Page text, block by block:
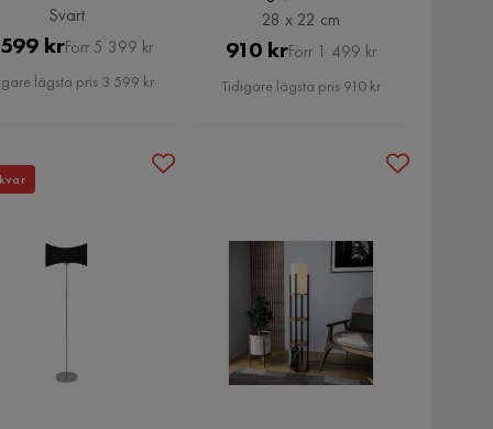
Svart
Pris
krOriginal
Pris
Förr 5 399 kr
lägsta pris 3 599 kr
28 x 22 cm
Pris
910 kr Original
Pris
Förr 1 499 kr
Tidigare lägsta pris 910 kr